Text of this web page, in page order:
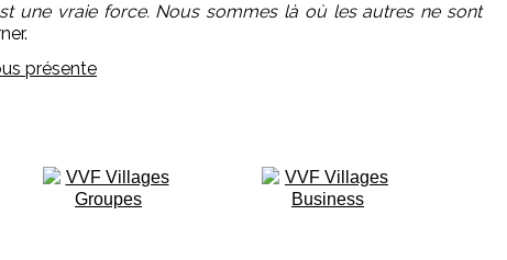
une vraie force. Nous sommes là où les autres ne sont